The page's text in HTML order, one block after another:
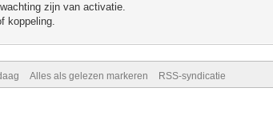
zijn van activatie.
koppeling.
Alles als gelezen markeren RSS-syndicatie